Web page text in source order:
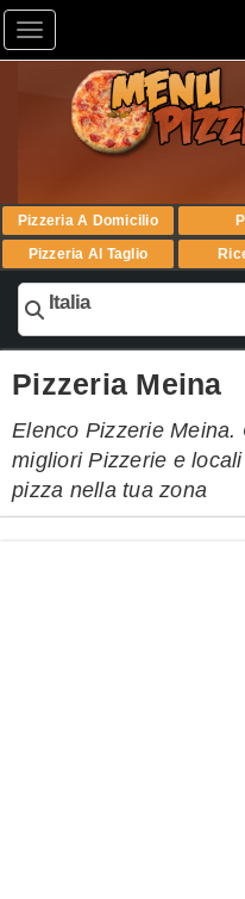
Toggle navigation
Pizzeria A Domicilio
Pizzeria Al Taglio
Italia
Pizzeria Meina
Elenco Pizzerie
migliori Pizzerie e
pizza nella tua zona